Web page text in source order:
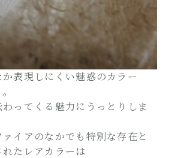
表現しにくい魅惑のカラー
ってくる魅力にうっとりしま
イアのなかでも特別な存在と
れたレアカラーは